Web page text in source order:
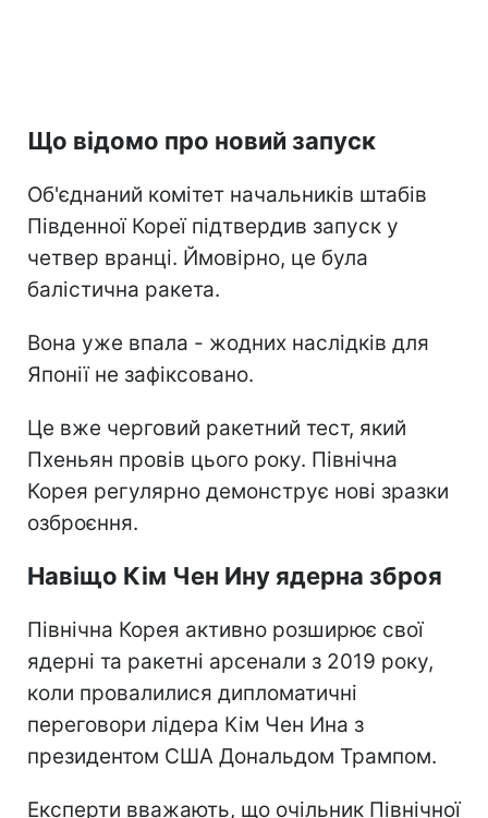
Що відомо про новий запуск
Об'єднаний комітет начальників штабів
Південної Кореї підтвердив запуск у
четвер вранці. Ймовірно, це була
балістична ракета.
Вона уже впала - жодних наслідків для
Японії не зафіксовано.
Це вже черговий ракетний тест, який
Пхеньян провів цього року. Північна
Корея регулярно демонструє нові зразки
озброєння.
Навіщо Кім Чен Ину ядерна зброя
Північна Корея активно розширює свої
ядерні та ракетні арсенали з 2019 року,
коли провалилися дипломатичні
переговори лідера Кім Чен Ина з
президентом США Дональдом Трампом.
Експерти вважають, що очільник Північної